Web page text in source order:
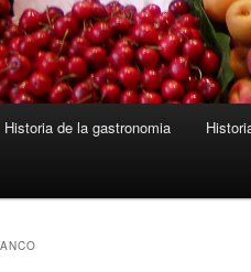
Historia de la gastronomia